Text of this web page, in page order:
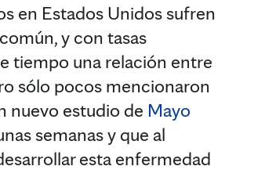
en Estados Unidos sufren
y con tasas
tiempo una relación entre
sólo pocos mencionaron
nuevo estudio de Mayo
semanas y que al
esta enfermedad